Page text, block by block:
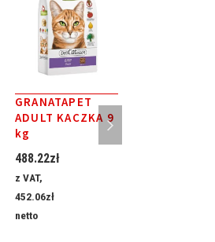
GRANATAPET
ADULT KACZKA 9
kg
488.22zł
z VAT,
452.06zł
netto